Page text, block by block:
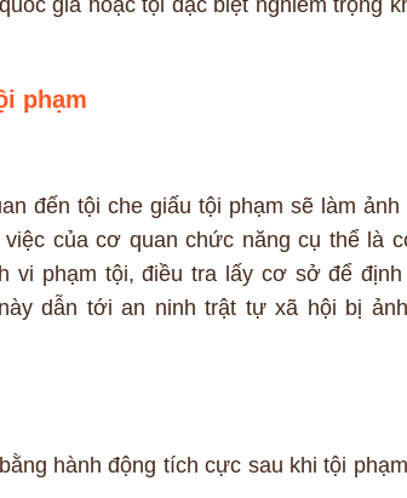
phạm
đến tội che giấu tội phạm sẽ làm
của cơ quan chức năng cụ thể là
vi phạm tội, điều tra lấy cơ sở để
dẫn tới an ninh trật tự xã hội bị
hành động tích cực sau khi tội